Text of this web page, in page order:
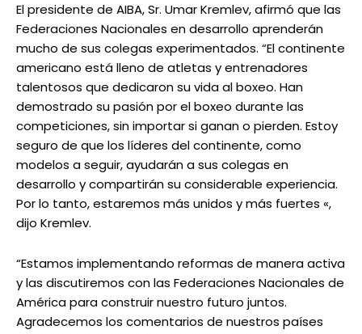
El presidente de AIBA, Sr. Umar Kremlev, afirmó que las
Federaciones Nacionales en desarrollo aprenderán
mucho de sus colegas experimentados. “El continente
americano está lleno de atletas y entrenadores
talentosos que dedicaron su vida al boxeo. Han
demostrado su pasión por el boxeo durante las
competiciones, sin importar si ganan o pierden. Estoy
seguro de que los líderes del continente, como
modelos a seguir, ayudarán a sus colegas en
desarrollo y compartirán su considerable experiencia.
Por lo tanto, estaremos más unidos y más fuertes «,
dijo Kremlev.
“Estamos implementando reformas de manera activa
y las discutiremos con las Federaciones Nacionales de
América para construir nuestro futuro juntos.
Agradecemos los comentarios de nuestros países